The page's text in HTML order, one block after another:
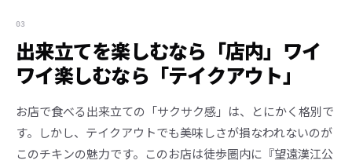
03
出来立てを楽しむなら「店内」ワイ
ワイ楽しむなら「テイクアウト」
お店で食べる出来立ての「サクサク感」は、とにかく格別で
す。しかし、テイクアウトでも美味しさが損なわれないのが
このチキンの魅力です。このお店は徒歩圏内に『望遠漢江公